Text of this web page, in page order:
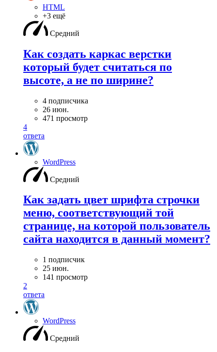
HTML
+3 ещё
Средний
Как создать каркас верстки
который будет считаться по
высоте, а не по ширине?
4 подписчика
26 июн.
471 просмотр
4
ответа
WordPress
Средний
Как задать цвет шрифта строчки
меню, соответствующий той
странице, на которой пользователь
сайта находится в данный момент?
1 подписчик
25 июн.
141 просмотр
2
ответа
WordPress
Средний